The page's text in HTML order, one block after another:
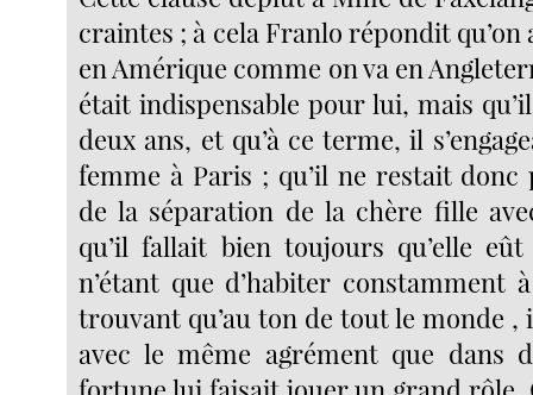
craintes ; à cela Franlo répondit
en Amérique comme on va en
était indispensable pour lui, mais
deux ans, et qu’à ce terme, il
femme à Paris ; qu’il ne restait donc
de la séparation de la chère fille
qu’il fallait bien toujours qu’elle
n’étant que d’habiter constamment
trouvant qu’au ton de tout le monde
avec le même agrément que dans